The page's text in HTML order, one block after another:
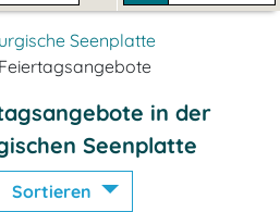
Seenplatte
in der
Seenplatte
Sortieren